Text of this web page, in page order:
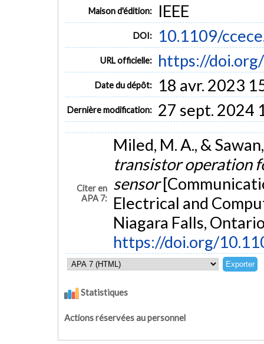
Maison d'édition: IEEE
DOI: 10.1109/
URL officielle: https://
Date du dépôt: 18 avr. 2023
Dernière modification: 27 sept. 2024
Citer en
APA 7:
Miled, M. A., &
transistor operation
sensor
Electrical and
Niagara Falls,
https://doi.org/
Statistiques
Actions réservées au personnel